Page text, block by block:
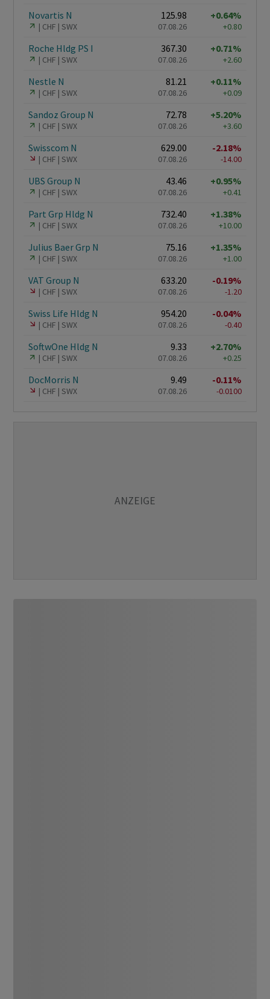
Novartis N
CHF SWX
125.98
07.08.26
+0.64%
+0.80
Roche Hldg PS I
CHF SWX
367.30
07.08.26
+0.71%
+2.60
Nestle N
CHF SWX
81.21
07.08.26
+0.11%
+0.09
Sandoz Group N
CHF SWX
72.78
07.08.26
+5.20%
+3.60
Swisscom N
CHF SWX
629.00
07.08.26
-2.18%
-14.00
UBS Group N
CHF SWX
43.46
07.08.26
+0.95%
+0.41
Part Grp Hldg N
CHF SWX
732.40
07.08.26
+1.38%
+10.00
Julius Baer Grp N
CHF SWX
75.16
07.08.26
+1.35%
+1.00
VAT Group N
CHF SWX
633.20
07.08.26
-0.19%
-1.20
Swiss Life Hldg N
CHF SWX
954.20
07.08.26
-0.04%
-0.40
SoftwOne Hldg N
CHF SWX
9.33
07.08.26
+2.70%
+0.25
DocMorris N
CHF SWX
9.49
07.08.26
-0.11%
-0.0100